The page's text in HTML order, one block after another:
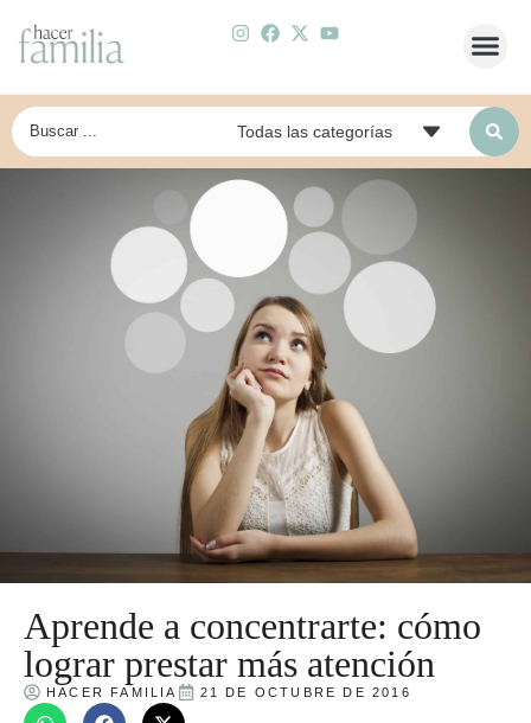
Aprende a concentrarte: cómo
lograr prestar más atención
HACER FAMILIA 21 DE OCTUBRE DE 2016